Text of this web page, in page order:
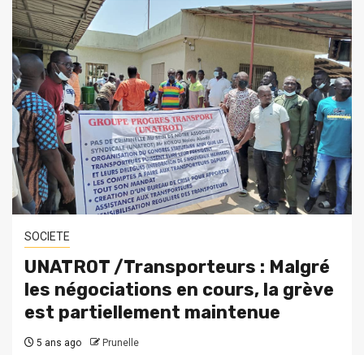
SOCIETE
UNATROT /Transporteurs : Malgré
les négociations en cours, la grève
est partiellement maintenue
5 ans ago Prunelle